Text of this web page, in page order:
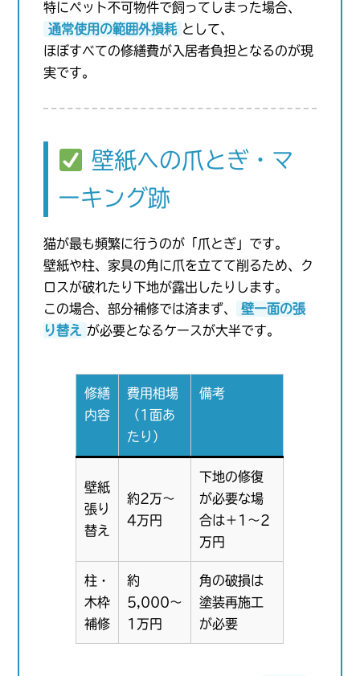
特にペット不可物件で飼ってしまった場合、
通常使用の範囲外損耗 として、
ほぼすべての修繕費が入居者負担となるのが現
実です。
壁紙への爪とぎ・マ
ーキング跡
猫が最も頻繁に行うのが「爪とぎ」です。
壁紙や柱、家具の角に爪を立てて削るため、ク
ロスが破れたり下地が露出したりします。
この場合、部分補修では済まず、
壁一面の張
り替え が必要となるケースが大半です。
修繕
内容
費用相場
（1面あ
たり）
備考
壁紙
張り
替え
約2万〜
4万円
下地の修復
が必要な場
合は＋1〜2
万円
柱・
木枠
補修
約
5,000〜
1万円
角の破損は
塗装再施工
が必要